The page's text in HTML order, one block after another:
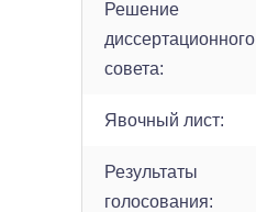
Решение
диссертационного
совета:
Явочный лист:
Результаты
голосования: